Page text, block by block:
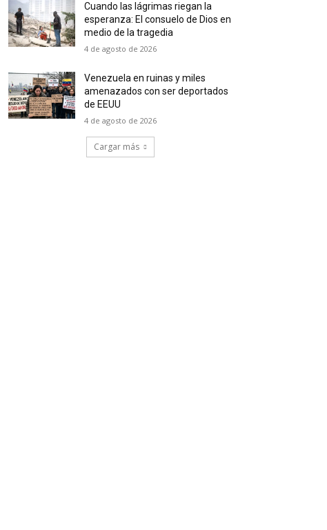
Cuando las lágrimas riegan la
esperanza: El consuelo de Dios en
medio de la tragedia
4 de agosto de 2026
Venezuela en ruinas y miles
amenazados con ser deportados
de EEUU
4 de agosto de 2026
Cargar más